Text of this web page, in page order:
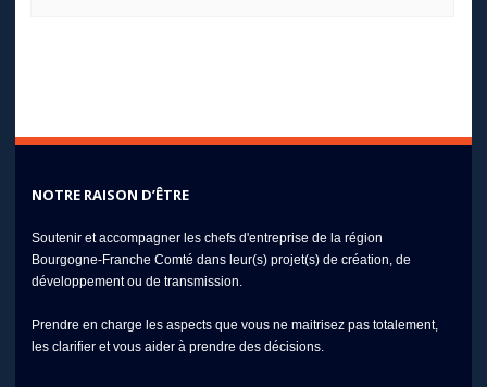
NOTRE RAISON D’ÊTRE
Soutenir et accompagner les chefs d'entreprise de la région
Bourgogne-Franche Comté dans leur(s) projet(s) de création, de
développement ou de transmission.
Prendre en charge les aspects que vous ne maitrisez pas totalement,
les clarifier et vous aider à prendre des décisions.